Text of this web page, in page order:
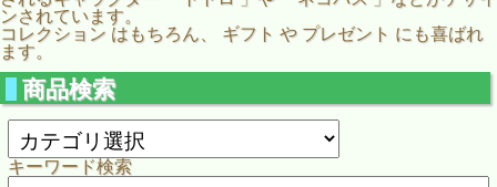
ンされています。
コレクション はもちろん、 ギフト や プレゼント にも喜ばれ
ます。
商品検索
キーワード検索